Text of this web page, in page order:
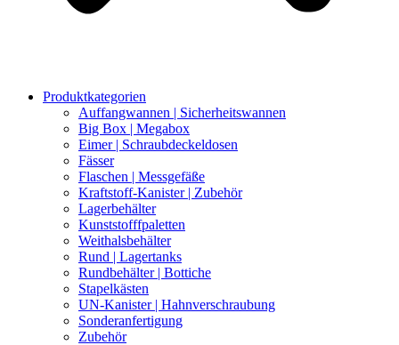
Produktkategorien
Auffangwannen | Sicherheitswannen
Big Box | Megabox
Eimer | Schraubdeckeldosen
Fässer
Flaschen | Messgefäße
Kraftstoff-Kanister | Zubehör
Lagerbehälter
Kunststofffpaletten
Weithalsbehälter
Rund | Lagertanks
Rundbehälter | Bottiche
Stapelkästen
UN-Kanister | Hahnverschraubung
Sonderanfertigung
Zubehör